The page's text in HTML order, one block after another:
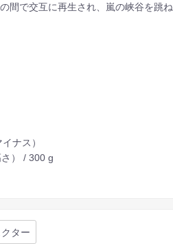
間で交互に再生され、嵐の峡谷を跳
ナス）
） / 300 g
ター